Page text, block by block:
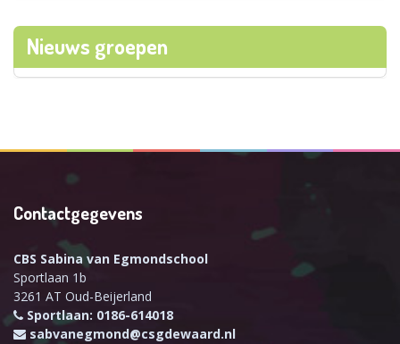
Nieuws groepen
Contactgegevens
CBS Sabina van Egmondschool
Sportlaan 1b
3261 AT Oud-Beijerland
Sportlaan: 0186-614018
sabvanegmond@csgdewaard.nl